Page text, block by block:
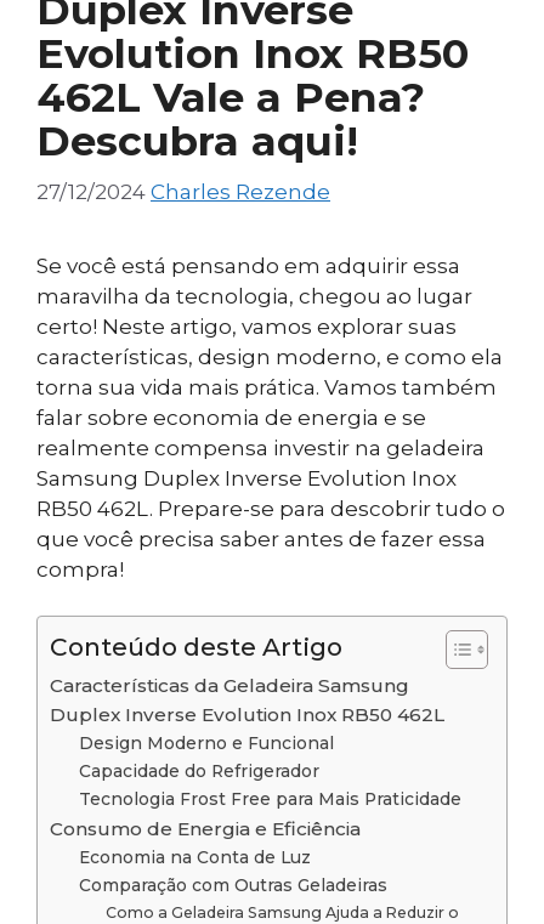
Evolution Inox RB50
462L Vale a Pena?
Descubra aqui!
27/12/2024 Charles Rezende
Se você está pensando em adquirir essa
maravilha da tecnologia, chegou ao lugar
certo! Neste artigo, vamos explorar suas
características, design moderno, e como ela
torna sua vida mais prática. Vamos também
falar sobre economia de energia e se
realmente compensa investir na geladeira
Samsung Duplex Inverse Evolution Inox
RB50 462L. Prepare-se para descobrir tudo o
que você precisa saber antes de fazer essa
compra!
Conteúdo deste Artigo
Características da Geladeira Samsung
Duplex Inverse Evolution Inox RB50 462L
Design Moderno e Funcional
Capacidade do Refrigerador
Tecnologia Frost Free para Mais Praticidade
Consumo de Energia e Eficiência
Economia na Conta de Luz
Comparação com Outras Geladeiras
Como a Geladeira Samsung Ajuda a Reduzir o